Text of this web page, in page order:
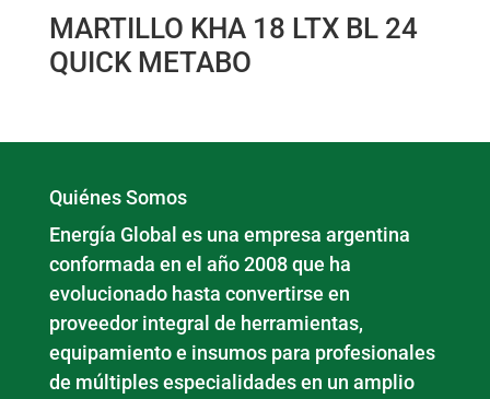
MARTILLO KHA 18 LTX BL 24
QUICK METABO
Quiénes Somos
Energía Global es una empresa argentina
conformada en el año 2008 que ha
evolucionado hasta convertirse en
proveedor integral de herramientas,
equipamiento e insumos para profesionales
de múltiples especialidades en un amplio